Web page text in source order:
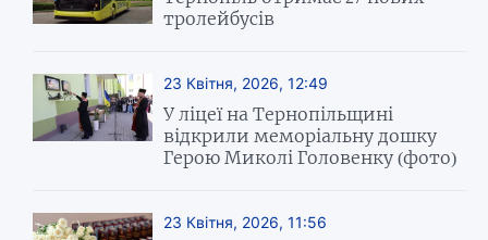
тролейбусів
23 Квітня, 2026, 12:49
У ліцеї на Тернопільщині
відкрили меморіальну дошку
Герою Миколі Головенку (фото)
23 Квітня, 2026, 11:56